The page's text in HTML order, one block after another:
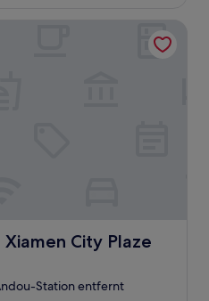
City Plaze
City Plaze
Station entfernt